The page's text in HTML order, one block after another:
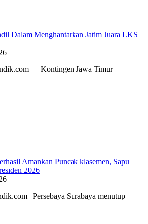
Dalam Menghantarkan Jatim Juara LKS
— Kontingen Jawa Timur
Amankan Puncak klasemen, Sapu
2026
| Persebaya Surabaya menutup